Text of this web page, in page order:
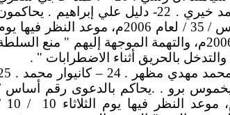
. 21 – كانيوار محمد خيري . 22- دليل علي إبراهيم .
بالدعوى رقم أساس / 35 / لعام 2006م، موعد النظر فيها
/ 10 / 2006م، والتهمة الموجهة إليهم " منع
والتدخل بالحريق أثناء الاضطرابات " .
23 – أيمن محمد مهدي مظهر . 24
برو . .يحاكم بالدعوى رقم أساس
/